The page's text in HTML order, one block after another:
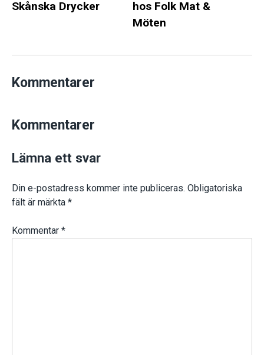
Skånska Drycker
hos Folk Mat &
Möten
Kommentarer
Kommentarer
Lämna ett svar
Din e-postadress kommer inte publiceras. Obligatoriska
fält är märkta *
Kommentar *